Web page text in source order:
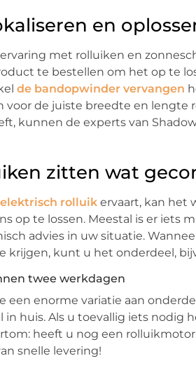
en
met rolluiken en
te bestellen om het op te
de bandopwinder vervangen
voor de juiste breedte en
kunnen de experts van
zitten wat
rolluik ervaart, kan het
op te lossen. Meestal is er
advies in uw situatie.
krijgen, kunt u het onderdeel,
twee werkdagen
een enorme variatie aan
huis. Als u toevallig iets
heeft u nog een
snelle levering!